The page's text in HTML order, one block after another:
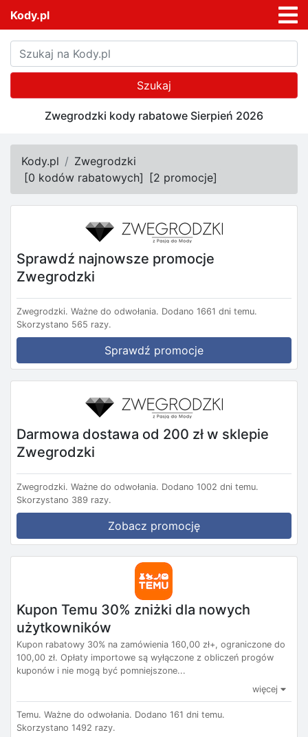
Kody.pl
Szukaj
Zwegrodzki kody rabatowe Sierpień 2026
Kody.pl
Zwegrodzki
[0 kodów rabatowych] [2 promocje]
Sprawdź najnowsze promocje
Zwegrodzki
Zwegrodzki. Ważne do odwołania. Dodano 1661 dni temu.
Skorzystano 565 razy.
Sprawdź promocje
Darmowa dostawa od 200 zł w sklepie
Zwegrodzki
Zwegrodzki. Ważne do odwołania. Dodano 1002 dni temu.
Skorzystano 389 razy.
Zobacz promocję
Kupon Temu 30% zniżki dla nowych
użytkowników
Kupon rabatowy 30% na zamówienia 160,00 zł+, ograniczone do
100,00 zł. Opłaty importowe są wyłączone z obliczeń progów
kuponów i nie mogą być pomniejszone...
więcej
Temu. Ważne do odwołania. Dodano 161 dni temu.
Skorzystano 1492 razy.